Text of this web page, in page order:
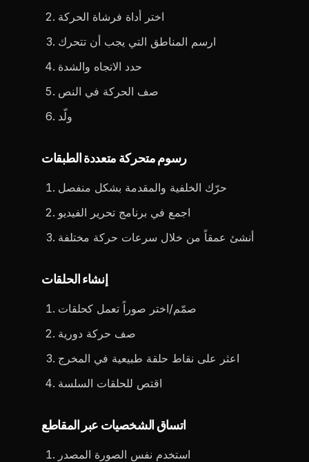
اختر أداة فرشاة الحركة
ارسم المناطق التي يجب أن تتحرك
حدد الاتجاه والشدة
صف الحركة في النص
ولّد
رسوم متحركة متعددة الطبقات
حرّك الخلفية والمقدمة بشكل منفصل
اجمع في برنامج تحرير الفيديو
أنشئ عمقاً من خلال سرعات حركة مختلفة
إنشاء الحلقات
صمّم/اختر صوراً تعمل كحلقات
صف حركة دورية
اعثر على نقاط حلقة طبيعية في المخرج
اقتص للحلقات السلسة
اتساق الشخصيات عبر المقاطع
استخدم نفس الصورة المصدر